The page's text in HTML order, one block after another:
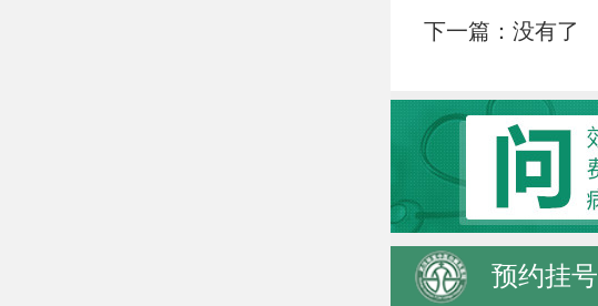
下一篇：没有了
预约挂号